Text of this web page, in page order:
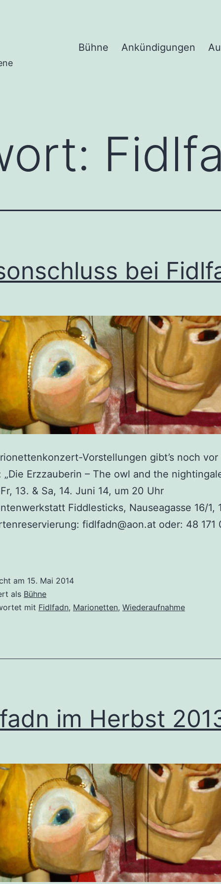
Bühne Ankündigungen
bei
Vorstellungen gibt’s noch vor
„Die Erzzauberin – The owl and the
13. & Sa, 14. Juni 14, um 20 Uhr
Fiddlesticks, Nauseagasse 16/1,
fidlfadn@aon.at oder: 48 171
am 15. Mai 2014
als Bühne
mit Fidlfadn, Marionetten, Wiederaufnahme
im Herbst